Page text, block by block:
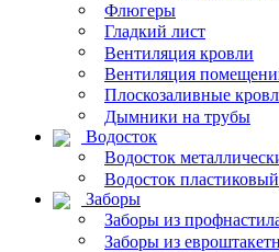
Флюгеры
Гладкий лист
Вентиляция кровли
Вентиляция
Плоскозаливные
Дымники на трубы
Водосток
Водосток
Водосток пластиковый
Заборы
Заборы из
Заборы из